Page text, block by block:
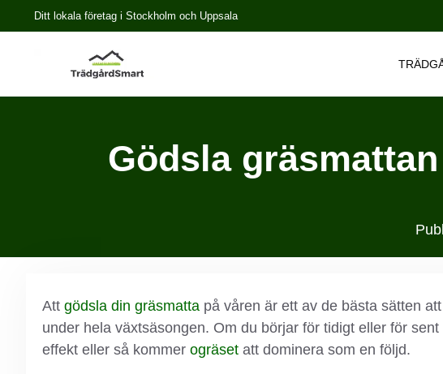
Ditt lokala företag i Stockholm och Uppsala
Gödsla
Att gödsla din gräsmatta på våren är ett av de bästa sätten
under hela växtsäsongen. Om du börjar för tidigt eller för
effekt eller så kommer ogräset att dominera som en följd.